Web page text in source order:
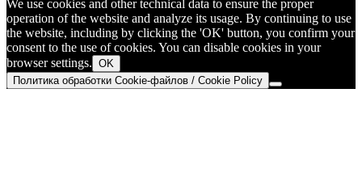
We use cookies and other technical data to ensure the proper
operation of the website and analyze its usage. By continuing to use
the website, including by clicking the 'OK' button, you confirm your
consent to the use of cookies. You can disable cookies in your
browser settings. OK
Политика обработки Cookie-файлов / Cookie Policy